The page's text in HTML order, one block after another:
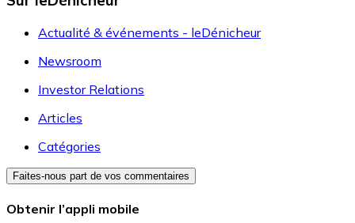
Actualité & événements - leDénicheur
Newsroom
Investor Relations
Articles
Catégories
Faites-nous part de vos commentaires
Obtenir l’appli mobile